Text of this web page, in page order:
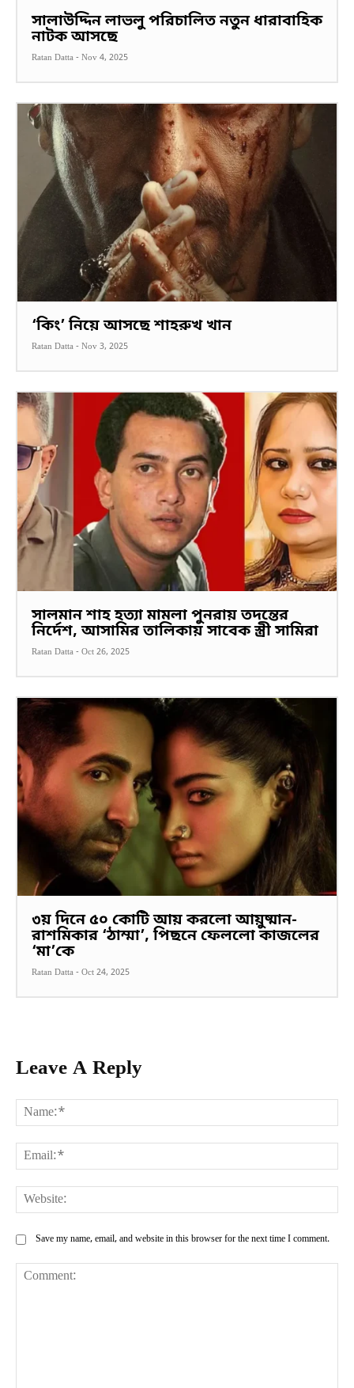
সালাউদ্দিন লাভলু পরিচালিত নতুন ধারাবাহিক
নাটক আসছে
Ratan Datta - Nov 4, 2025
‘কিং’ নিয়ে আসছে শাহরুখ খান
Ratan Datta - Nov 3, 2025
সালমান শাহ হত্যা মামলা পুনরায় তদন্তের
নির্দেশ, আসামির তালিকায় সাবেক স্ত্রী সামিরা
Ratan Datta - Oct 26, 2025
৩য় দিনে ৫০ কোটি আয় করলো আয়ুষ্মান-
রাশমিকার ‘ঠাম্মা’, পিছনে ফেললো কাজলের
‘মা’কে
Ratan Datta - Oct 24, 2025
Leave A Reply
Save my name, email, and website in this browser for the next time I comment.